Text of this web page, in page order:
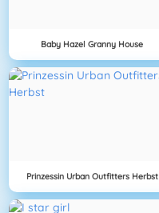
Baby Hazel Granny House
Prinzessin Urban Outfitters Herbst